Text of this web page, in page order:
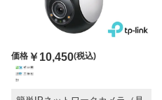
価格 ￥10,450(税込)